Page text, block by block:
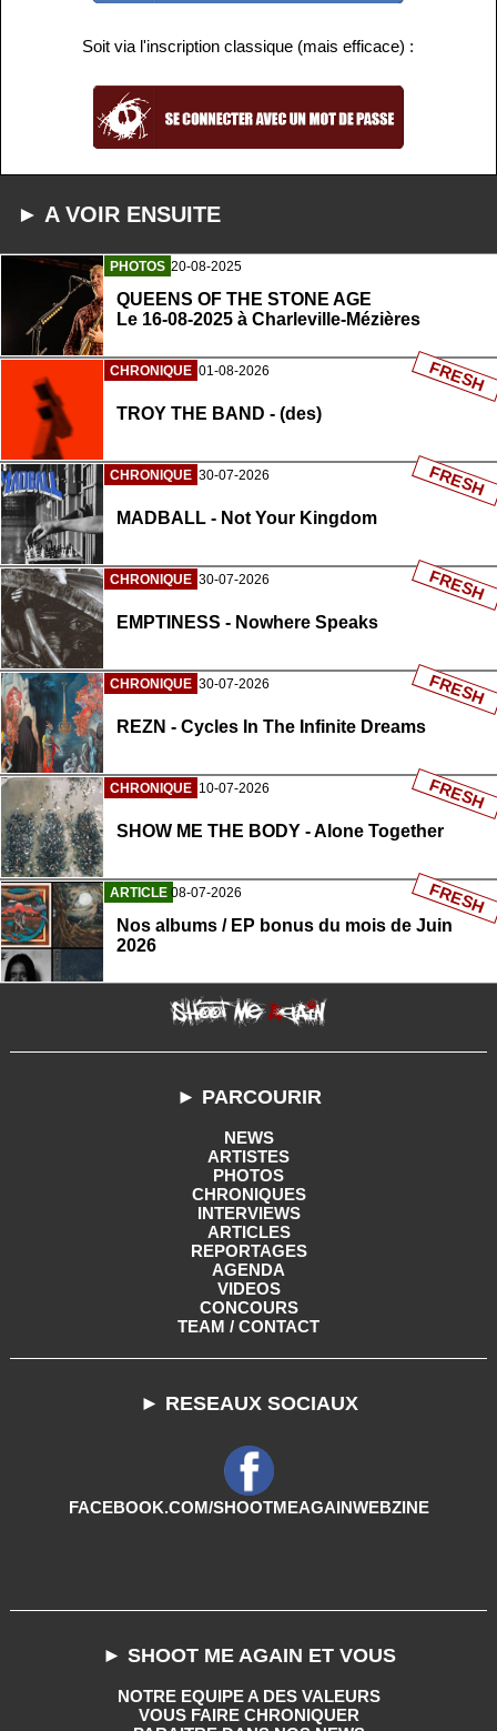
Soit via l'inscription classique (mais efficace) :
► A VOIR ENSUITE
PHOTOS 20-08-2025
QUEENS OF THE STONE AGE
Le 16-08-2025 à Charleville-Mézières
CHRONIQUE 01-08-2026
TROY THE BAND - (des)
FRESH
CHRONIQUE 30-07-2026
MADBALL - Not Your Kingdom
FRESH
CHRONIQUE 30-07-2026
EMPTINESS - Nowhere Speaks
FRESH
CHRONIQUE 30-07-2026
REZN - Cycles In The Infinite Dreams
FRESH
CHRONIQUE 10-07-2026
SHOW ME THE BODY - Alone Together
FRESH
ARTICLE 08-07-2026
Nos albums / EP bonus du mois de Juin
2026
FRESH
► PARCOURIR
NEWS
ARTISTES
PHOTOS
CHRONIQUES
INTERVIEWS
ARTICLES
REPORTAGES
AGENDA
VIDEOS
CONCOURS
TEAM / CONTACT
► RESEAUX SOCIAUX
FACEBOOK.COM/SHOOTMEAGAINWEBZINE
► SHOOT ME AGAIN ET VOUS
NOTRE EQUIPE A DES VALEURS
VOUS FAIRE CHRONIQUER